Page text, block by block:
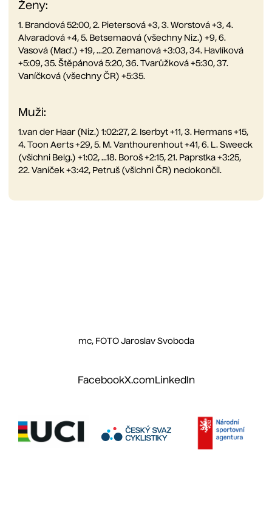
Ženy:
1. Brandová 52:00, 2. Pietersová +3, 3. Worstová +3, 4.
Alvaradová +4, 5. Betsemaová (všechny Niz.) +9, 6.
Vasová (Maď.) +19, ...20. Zemanová +3:03, 34. Havlíková
+5:09, 35. Štěpánová 5:20, 36. Tvarůžková +5:30, 37.
Vaníčková (všechny ČR) +5:35.
Muži:
1.van der Haar (Niz.) 1:02:27, 2. Iserbyt +11, 3. Hermans +15,
4. Toon Aerts +29, 5. M. Vanthourenhout +41, 6. L. Sweeck
(všichni Belg.) +1:02, ...18. Boroš +2:15, 21. Paprstka +3:25,
22. Vaníček +3:42, Petruš (všichni ČR) nedokončil.
mc, FOTO Jaroslav Svoboda
FacebookX.comLinkedIn